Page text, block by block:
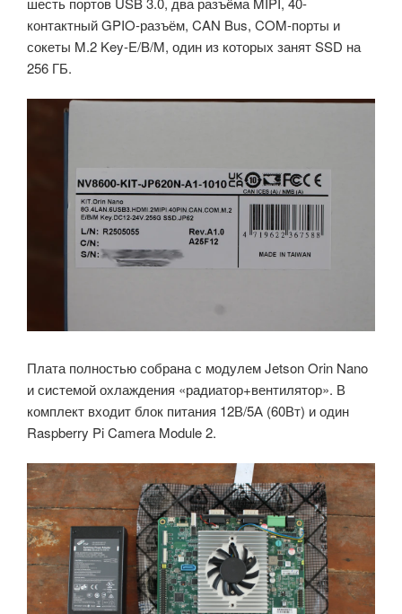
контактный GPIO-разъём, CAN Bus, COM-порты и
сокеты M.2 Key-E/B/M, один из которых занят SSD на
256 ГБ.
Плата полностью собрана с модулем Jetson Orin Nano
и системой охлаждения «радиатор+вентилятор». В
комплект входит блок питания 12В/5А (60Вт) и один
Raspberry Pi Camera Module 2.